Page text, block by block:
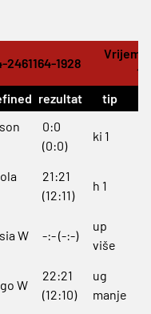
1928
rezultat tip
0:0
(0:0)
ki 1
21:21
(12:11)
h 1
W -:- (-:-)
up
više
W
22:21
(12:10)
ug
manje